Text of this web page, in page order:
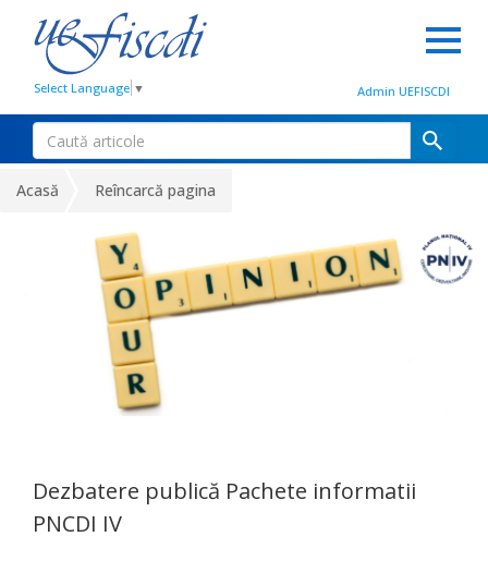
Select Language ▼ Admin UEFISCDI
Acasă Reîncarcă pagina
Dezbatere publică Pachete informatii
PNCDI IV